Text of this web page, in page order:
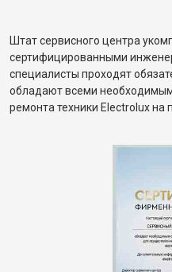
Штат сервисного центра
сертифицированными
специалисты проходят
обладают всеми
ремонта техники Electrolux на